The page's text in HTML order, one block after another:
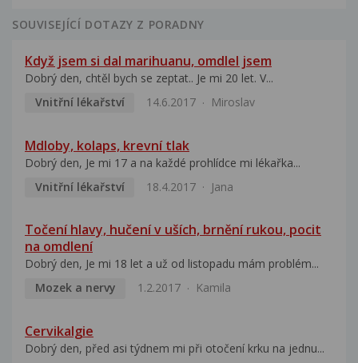
SOUVISEJÍCÍ DOTAZY Z PORADNY
Když jsem si dal marihuanu, omdlel jsem
Dobrý den, chtěl bych se zeptat.. Je mi 20 let. V...
Vnitřní lékařství
14.6.2017 Miroslav
Mdloby, kolaps, krevní tlak
Dobrý den, Je mi 17 a na každé prohlídce mi lékařka...
Vnitřní lékařství
18.4.2017 Jana
Točení hlavy, hučení v uších, brnění rukou, pocit
na omdlení
Dobrý den, Je mi 18 let a už od listopadu mám problém...
Mozek a nervy
1.2.2017 Kamila
Cervikalgie
Dobrý den, před asi týdnem mi při otočení krku na jednu...